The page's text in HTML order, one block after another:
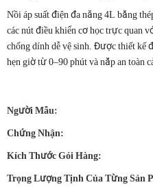
Nồi áp suất điện đa năng 4L bằng
các nút điều khiển cơ học trực quan
chống dính dễ vệ sinh. Được thiết kế
hẹn giờ từ 0–90 phút và nắp an toàn
Người Mẫu:
Chứng Nhận:
Kích Thước Gói Hàng:
Trọng Lượng Tịnh Của Từng Sản